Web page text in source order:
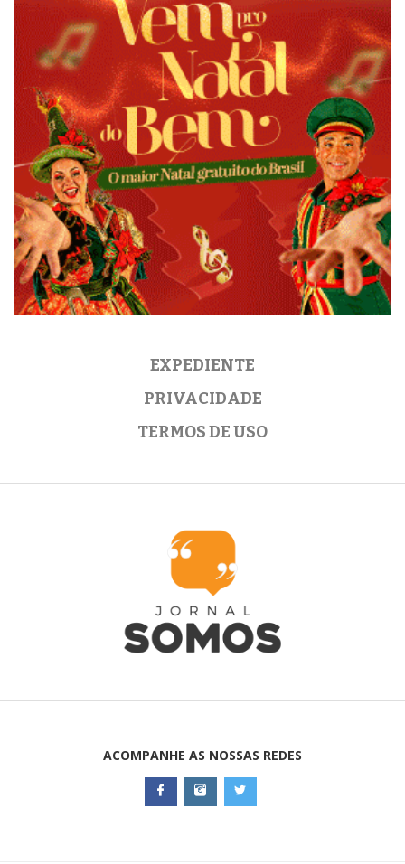
EXPEDIENTE
PRIVACIDADE
TERMOS DE USO
ACOMPANHE AS NOSSAS REDES